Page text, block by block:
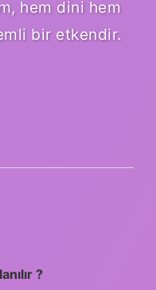
hem dini hem
bir etkendir.
?